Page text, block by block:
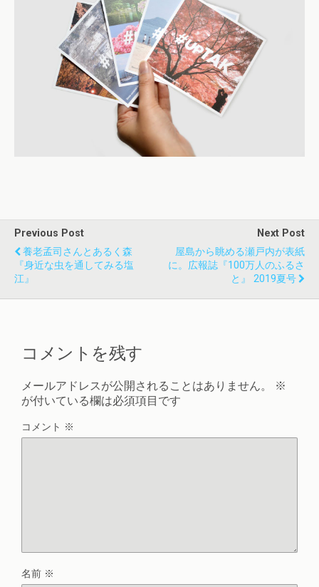
Previous Post
養老孟司さんとあるく森
『身近な虫を通してみる塩
江』
Next Post
屋島から眺める瀬戸内が表紙
に。広報誌『100万人のふるさ
と』 2019夏号
コメントを残す
メールアドレスが公開されることはありません。
※
が付いている欄は必須項目です
コメント ※
名前 ※